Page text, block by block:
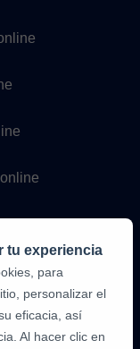
tu experiencia
para
personalizar el
eficacia, así
Al hacer clic en